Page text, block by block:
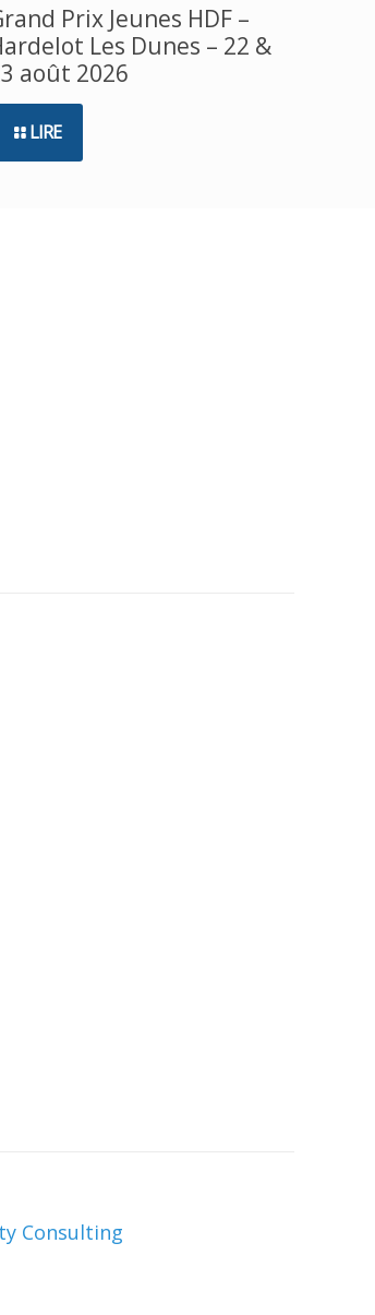
Prix Jeunes HDF –
Les Dunes – 22 &
août 2026
LIRE
Consulting